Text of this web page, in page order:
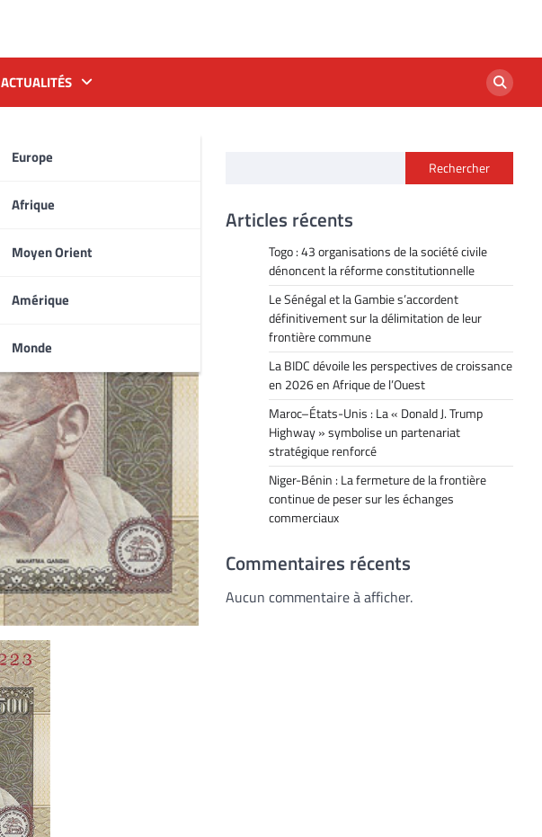
ACTUALITÉS
Europe
Afrique
Moyen Orient
Amérique
Monde
Rechercher
Articles récents
Togo : 43 organisations de la société civile
dénoncent la réforme constitutionnelle
Le Sénégal et la Gambie s’accordent
définitivement sur la délimitation de leur
frontière commune
La BIDC dévoile les perspectives de croissance
en 2026 en Afrique de l’Ouest
Maroc–États-Unis : La « Donald J. Trump
Highway » symbolise un partenariat
stratégique renforcé
Niger-Bénin : La fermeture de la frontière
continue de peser sur les échanges
commerciaux
Commentaires récents
Aucun commentaire à afficher.